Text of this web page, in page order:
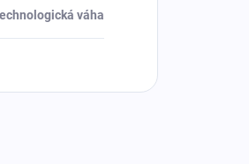
váha